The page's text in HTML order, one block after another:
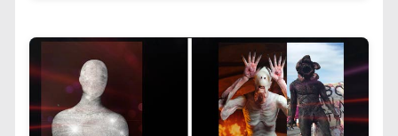
Curiosamente, la palabra “catrina” proviene de la
expresión “catrín”, término que encapsula:
Elegancia refinada, Buen gusto artístico, Fineza en
los modales y Nobleza de carácter.
Esta moda representa mucho más que simple
caracterización. Actualmente, reúne a una vasta
comunidad internacional de Cosplayers que
forman una vibrante subcultura centrada en